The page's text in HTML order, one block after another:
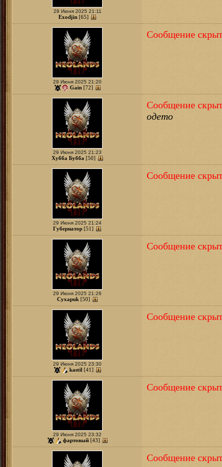
29 Июня 2025 21:11
Exodjin [65]
29 Июня 2025 21:20
Gain [72]
Сообщение
29 Июня 2025 21:23
Хубба Бубба [50]
Сообщение
одето
29 Июня 2025 21:24
Губернатор [51]
Сообщение
29 Июня 2025 21:26
Cyxapuk [50]
Сообщение
29 Июня 2025 23:30
kastil [41]
Сообщение
29 Июня 2025 23:32
фартовый [43]
Сообщение
Сообщение